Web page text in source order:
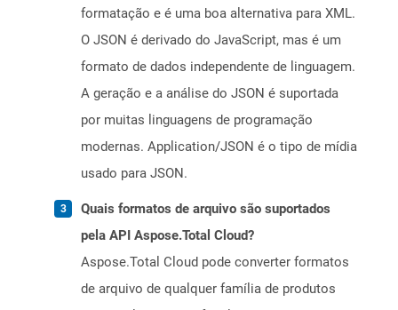
formatação e é uma boa alternativa para XML.
O JSON é derivado do JavaScript, mas é um
formato de dados independente de linguagem.
A geração e a análise do JSON é suportada
por muitas linguagens de programação
modernas. Application/JSON é o tipo de mídia
usado para JSON.
Quais formatos de arquivo são suportados
pela API Aspose.Total Cloud?
Aspose.Total Cloud pode converter formatos
de arquivo de qualquer família de produtos